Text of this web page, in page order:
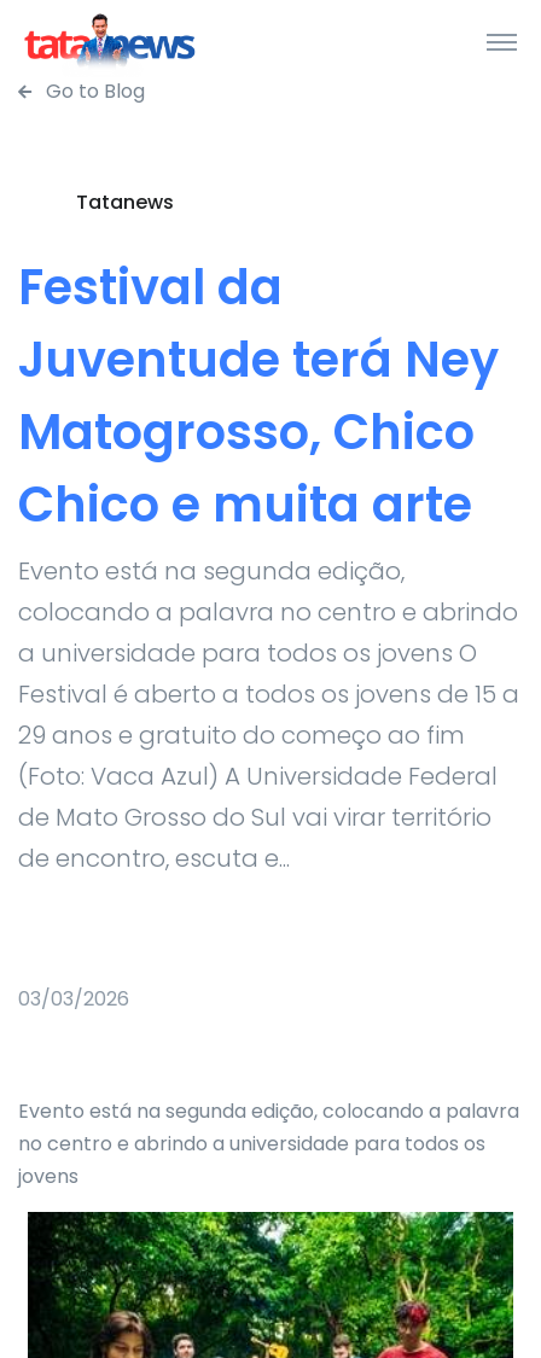
Go to Blog
Tatanews
Festival da
Juventude terá Ney
Matogrosso, Chico
Chico e muita arte
Evento está na segunda edição,
colocando a palavra no centro e abrindo
a universidade para todos os jovens O
Festival é aberto a todos os jovens de 15 a
29 anos e gratuito do começo ao fim
(Foto: Vaca Azul) A Universidade Federal
de Mato Grosso do Sul vai virar território
de encontro, escuta e...
03/03/2026
Evento está na segunda edição, colocando a palavra
no centro e abrindo a universidade para todos os
jovens